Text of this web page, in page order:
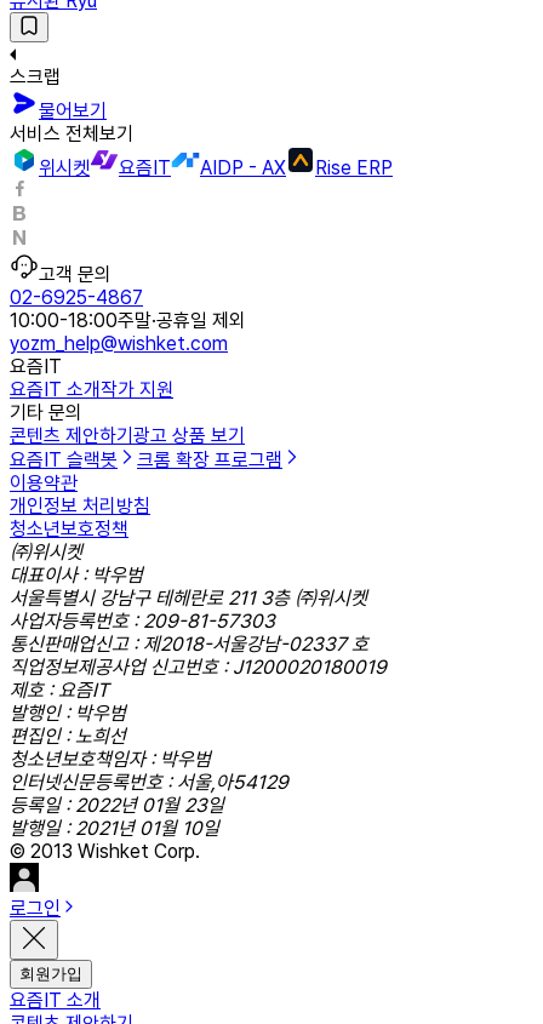
스크랩
물어보기
서비스 전체보기
위시켓
요즘IT AIDP - AX Rise ERP
고객 문의
02-6925-4867
10:00-18:00주말·공휴일 제외
yozm_help@wishket.com
요즘IT
요즘IT 소개작가 지원
기타 문의
콘텐츠 제안하기 광고 상품 보기
요즘IT 슬랙봇
크롬 확장 프로그램
이용약관
개인정보 처리방침
청소년보호정책
㈜위시켓
대표이사 : 박우범
서울특별시 강남구 테헤란로 211 3층 ㈜위시켓
사업자등록번호 : 209-81-57303
통신판매업신고 : 제2018-서울강남-02337 호
직업정보제공사업 신고번호 : J1200020180019
제호 : 요즘IT
발행인 : 박우범
편집인 : 노희선
청소년보호책임자 : 박우범
인터넷신문등록번호 : 서울,아54129
등록일 : 2022년 01월 23일
발행일 : 2021년 01월 10일
© 2013 Wishket Corp.
로그인
회원가입
요즘IT 소개